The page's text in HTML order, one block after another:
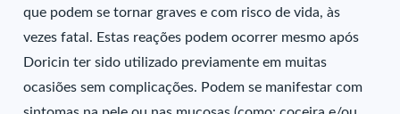
que podem se tornar graves e com risco de vida, às
vezes fatal. Estas reações podem ocorrer mesmo após
Doricin ter sido utilizado previamente em muitas
ocasiões sem complicações. Podem se manifestar com